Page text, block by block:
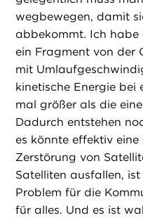
wegbewegen, damit
abbekommt. Ich habe
ein Fragment von der
mit
kinetische Energie
mal größer als die
Dadurch entstehen
es könnte effektiv
Zerstörung von
Satelliten ausfallen,
Problem für die
für alles. Und es ist